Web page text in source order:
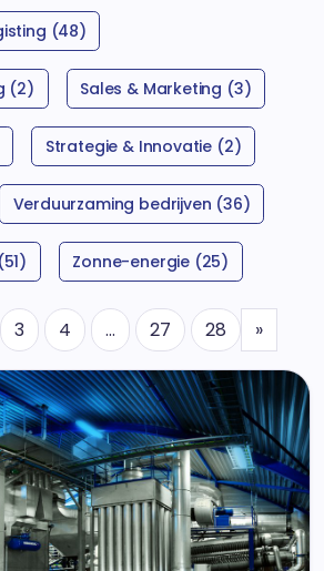
(48)
(2) Sales & Marketing (3)
Strategie & Innovatie (2)
Verduurzaming bedrijven (36)
Zonne-energie (25)
3 4 … 27 28 »